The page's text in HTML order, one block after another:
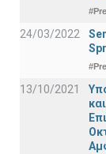
24/03/2022
13/10/2021